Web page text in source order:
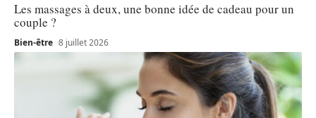
Les massages à deux, une bonne idée de cadeau pour un
couple ?
Bien-être 8 juillet 2026